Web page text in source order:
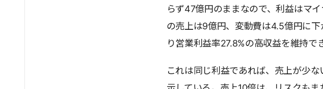
らず47億円のままなので、利益はマ
の売上は9億円、変動費は4.5億円に
り営業利益率27.8%の高収益を維持で
これは同じ利益であれば、売上が少